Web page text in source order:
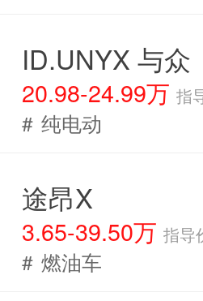
ID.UNYX 与众
20.98-24.99万 指
# 纯电动
途昂X
3.65-39.50万 指导
# 燃油车